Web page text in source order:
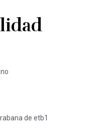
de etb1